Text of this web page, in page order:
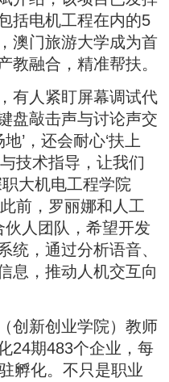
括电机工程在内的5
澳门旅游大学成为首
教融合，精准帮扶。
人紧盯屏幕调试代
盘敲击声与讨论声交
’，还会耐心‘扶上
技术指导，让我们
大机电工程学院
前，罗丽娜和人工
人团队，希望开发
统，通过分析语音、
息，推动人机交互向
新创业学院）教师
24期483个企业，每
孵化。不只是职业